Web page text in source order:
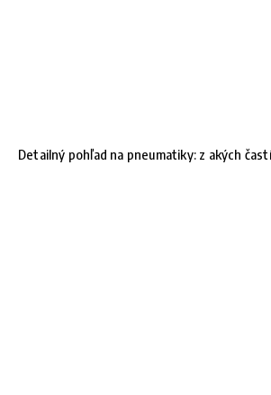
Detailný pohľad na pneumatiky: z akých